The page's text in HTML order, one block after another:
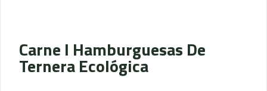
Carne I Hamburguesas De
Ternera Ecológica